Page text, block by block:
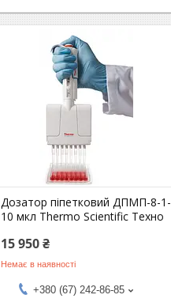
Дозатор піпетковий ДПМП-8-1-
10 мкл Thermo Scientific Техно
15 950 ₴
Немає в наявності
+380 (67) 242-86-85